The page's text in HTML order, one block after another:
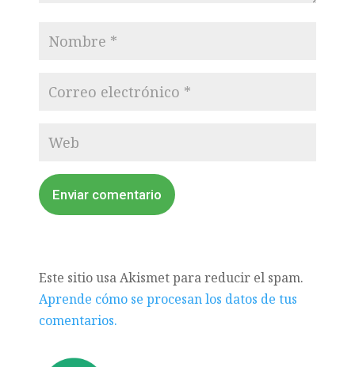
Enviar comentario
Este sitio usa Akismet para reducir el spam.
Aprende cómo se procesan los datos de tus
comentarios.